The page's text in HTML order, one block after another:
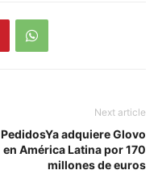
Next article
PedidosYa adquiere Glovo
en América Latina por 170
millones de euros